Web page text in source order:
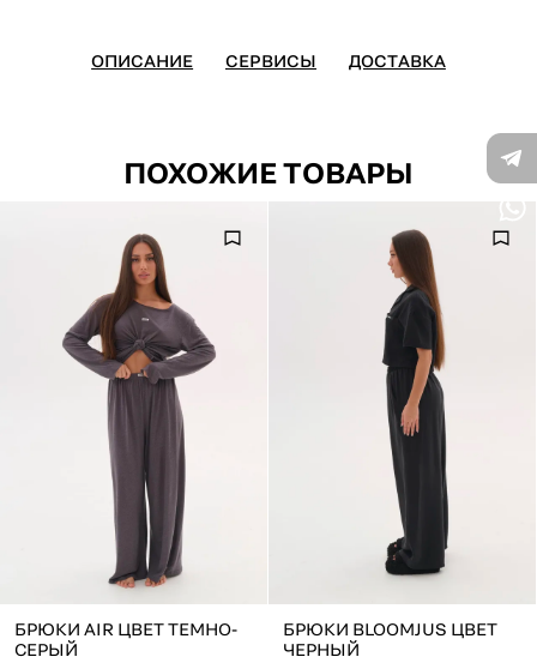
ОПИСАНИЕ СЕРВИСЫ ДОСТАВКА
ПОХОЖИЕ ТОВАРЫ
БРЮКИ AIR ЦВЕТ ТЕМНО-
СЕРЫЙ
БРЮКИ BLOOMJUS ЦВЕТ
ЧЕРНЫЙ